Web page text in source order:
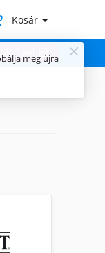
történt. Kérjük,
Kosár
on!